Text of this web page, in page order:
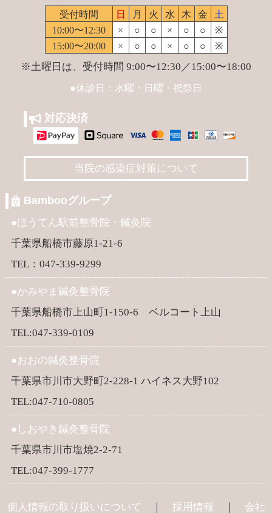
受付時間 日 月 火 水 木 金
土
10:00〜12:30
× ○ ○ × ○ ○
※
15:00〜20:00
× ○ ○ × ○ ○ ※
※土曜日は、受付時間 9:00〜12:30／15:00〜18:00
●休診日：水曜・日曜・祝祭日
対応決済
当院の感染症対策について
Bambooグループ
●ほうてん駅前整骨院・鍼灸院
千葉県船橋市藤原1-21-6
TEL：047-339-9299
●かみやま鍼灸整骨院
千葉県船橋市上山町1-150-6 ベルコート上山
TEL:047-339-0109
●おおの鍼灸整骨院
千葉県市川市大野町2-228-1 ハイネス大野102
TEL:047-710-0805
●しおやき鍼灸整骨院
千葉県市川市塩焼2-2-71
TEL:047-399-1777
個人情報の取り扱いについて ｜ 採用情報 ｜ 会社